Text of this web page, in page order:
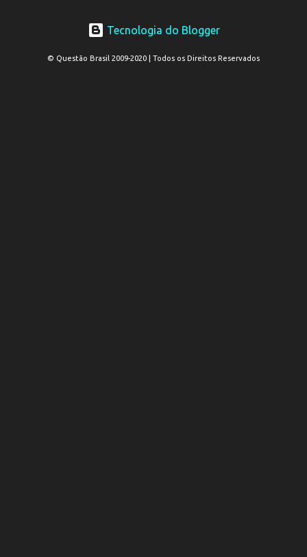
Tecnologia do Blogger
© Questão Brasil 2009-2020 | Todos os Direitos Reservados